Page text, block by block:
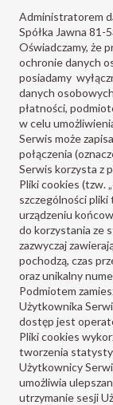
Administratorem
Spółka Jawna 81-
Oświadczamy, że
ochronie danych
posiadamy
danych
płatności,
w celu
Serwis może
połączenia
Serwis korzysta z
Pliki cookies (tzw.
szczególności
urządzeniu
do korzystania ze
zazwyczaj
pochodzą, czas
oraz unikalny
Podmiotem
Użytkownika
dostęp jest
Pliki cookies
tworzenia
Użytkownicy
umożliwia
utrzymanie sesji